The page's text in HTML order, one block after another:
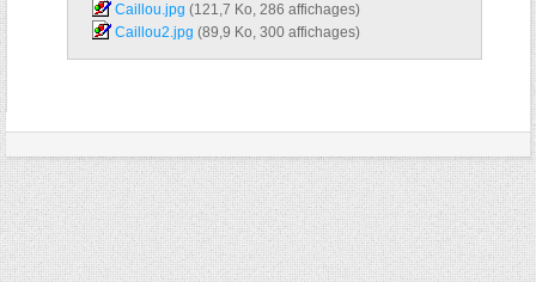
Caillou.jpg‎ (121,7 Ko, 286 affichages)
Caillou2.jpg‎ (89,9 Ko, 300 affichages)